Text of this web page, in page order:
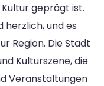
geprägt ist.
herzlich, und es
Region. Die Stadt
Kulturszene, die
Veranstaltungen